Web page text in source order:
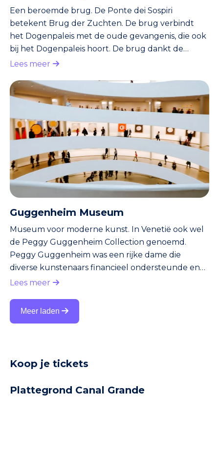
Een beroemde brug. De Ponte dei Sospiri
betekent Brug der Zuchten. De brug verbindt
het Dogenpaleis met de oude gevangenis, die ook
bij het Dogenpaleis hoort. De brug dankt de
bijnaam aan de gevangenen die na het aanhoren
werden teruggebracht. Een bekende gevangene
was Casanova, een achttiende-eeuwse avonturier.
Overigens ontsnapte de moedige Casanova op
miraculeuze wijze uit de gevangenis. En dus had
hij weer tijd voor z’n grootste hobby: vrouwen
Lees meer
Guggenheim Museum
Museum voor moderne kunst. In Venetië ook wel
de Peggy Guggenheim Collection genoemd.
Peggy Guggenheim was een rijke dame die
diverse kunstenaars financieel ondersteunde en
ook hun werk verzamelde. Haar woonhuis in
het Canal Grande, werd na haar dood een
museum. Je vindt er onder meer werk van Picasso,
Lees meer
Meer laden
Koop je tickets
Plattegrond Canal Grande